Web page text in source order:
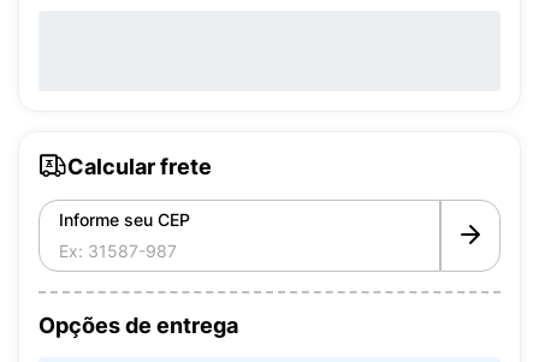
Calcular frete
Informe seu CEP
Opções de entrega